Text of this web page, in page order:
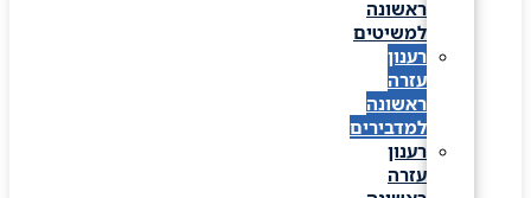
ראשונה
למשיטים
רענון
עזרה
ראשונה
למדבירים
רענון
עזרה